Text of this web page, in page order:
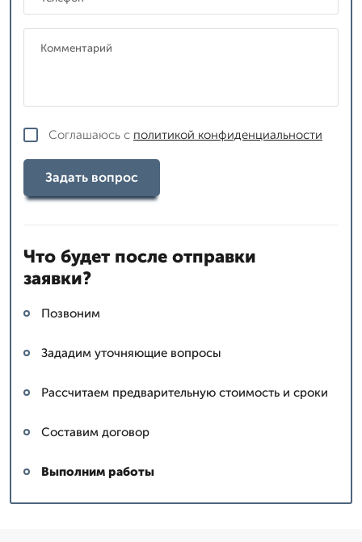
Соглашаюсь с политикой конфиденциальности
Задать вопрос
Что будет после отправки
заявки?
Позвоним
Зададим уточняющие вопросы
Рассчитаем предварительную стоимость и сроки
Составим договор
Выполним работы